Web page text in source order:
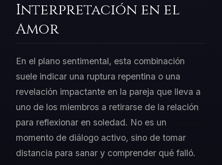
Interpretación en el
Amor
En el plano sentimental, esta combinación
suele indicar una ruptura repentina o una
revelación impactante en la pareja que lleva a
uno de los miembros a retirarse de la relación
para reflexionar en soledad. No es un
momento de diálogo activo, sino de tomar
distancia para sanar y comprender qué falló.